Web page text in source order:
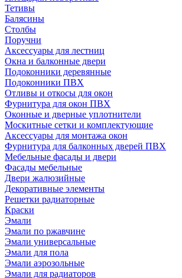
Тетивы
Балясины
Столбы
Поручни
Аксессуары для лестниц
Окна и балконные двери
Подоконники деревянные
Подоконники ПВХ
Отливы и откосы для окон
Фурнитура для окон ПВХ
Оконные и дверные уплотнители
Москитные сетки и комплектующие
Аксессуары для монтажа окон
Фурнитура для балконных дверей ПВХ
Мебельные фасады и двери
Фасады мебельные
Двери жалюзийные
Декоративные элементы
Решетки радиаторные
Краски
Эмали
Эмали по ржавчине
Эмали универсальные
Эмали для пола
Эмали аэрозольные
Эмали для радиаторов